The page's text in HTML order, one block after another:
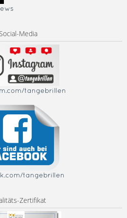
Media
tangebrillen
tangebrillen
Zertifikat